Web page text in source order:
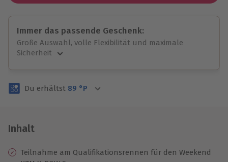
Immer das passende Geschenk:
Große Auswahl, volle Flexibilität und maximale
Sicherheit
Volle Flexibilität
3 Jahre gültig & verlängerbar.
Du erhältst 89 °P
Inhalt
Teilnahme am Qualifikationsrennen für den Weekend